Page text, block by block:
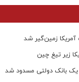
زمین‌گیر شد
زیر تیغ چین
بانک‌ دولتی مسدود شد